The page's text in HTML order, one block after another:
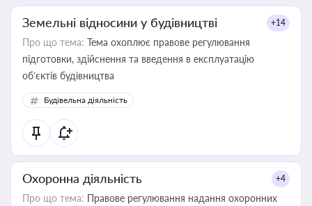
Земельні відносини у будівництві +14
Про що тема: Тема охоплює правове регулювання
підготовки, здійснення та введення в експлуатацію
об’єктів будівництва
Будівельна діяльність
Охоронна діяльність +4
Про що тема: Правове регулювання надання охоронних